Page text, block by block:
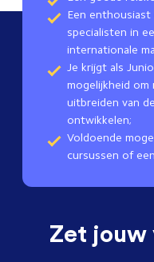
Een
specialisten in
internationale
Je krijgt als
mogelijkheid
uitbreiden van
ontwikkelen;
Voldoende
cursussen of
Zet jouw